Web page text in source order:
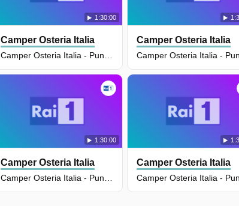
1:30:00
Camper Osteria Italia Camper Osteria Italia
1:30:00
Camper Osteria Italia Camper Osteria Italia